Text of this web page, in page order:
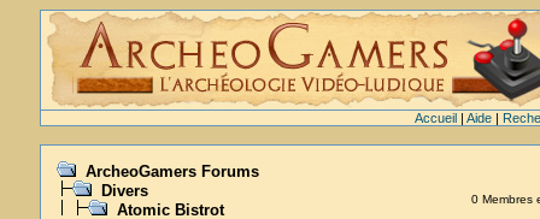
Accueil| Aide|
ArcheoGamers Forums
Divers
Atomic Bistrot
0 Membres